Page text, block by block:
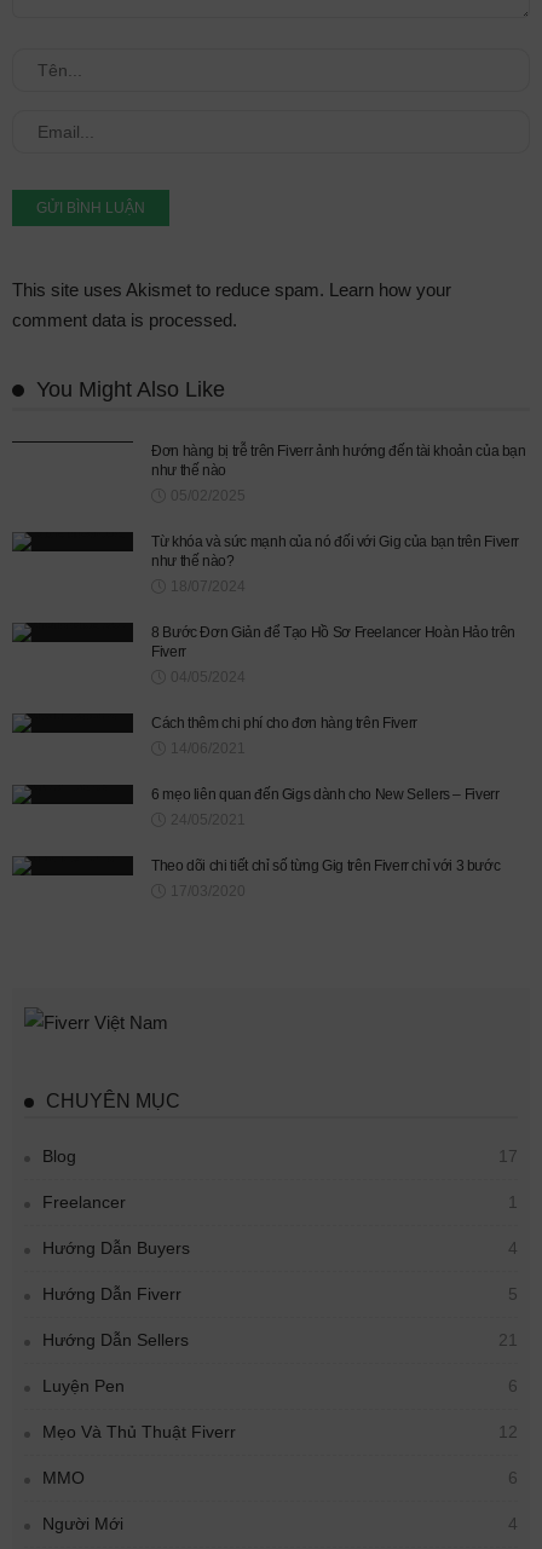
This site uses Akismet to reduce spam. Learn how your
comment data is processed.
You Might Also Like
Đơn hàng bị trễ trên Fiverr ảnh hướng đến tài khoản của bạn
như thế nào
05/02/2025
Từ khóa và sức mạnh của nó đối với Gig của bạn trên Fiverr
như thế nào?
18/07/2024
8 Bước Đơn Giản để Tạo Hồ Sơ Freelancer Hoàn Hảo trên
Fiverr
04/05/2024
Cách thêm chi phí cho đơn hàng trên Fiverr
14/06/2021
6 mẹo liên quan đến Gigs dành cho New Sellers – Fiverr
24/05/2021
Theo dõi chi tiết chỉ số từng Gig trên Fiverr chỉ với 3 bước
17/03/2020
CHUYÊN MỤC
Blog 17
Freelancer 1
Hướng Dẫn Buyers 4
Hướng Dẫn Fiverr 5
Hướng Dẫn Sellers 21
Luyện Pen 6
Mẹo Và Thủ Thuật Fiverr 12
MMO 6
Người Mới 4